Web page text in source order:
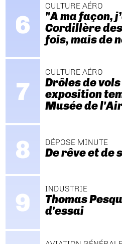
CULTURE AÉRO
"A ma façon,
Cordillère
fois, mais de
CULTURE AÉRO
Drôles de
exposition
Musée de
DÉPOSE MINUTE
De rêve et de
INDUSTRIE
Thomas
d'essai